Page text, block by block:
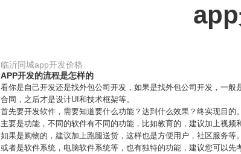
临沂同城app开发价格
APP开发的流程是怎样的
看你是自己开发还是找外包公司开发，如果是找外包公司开发，一
合同，之后才是设计UI和技术框架等。
首先要开发软件，需要知道要什么功能？达到什么效果？终实现目的。
主要是功能，不同的软件有不同的功能，比如教育的，建议加上视频
如果是购物的，建议加上跑腿送货，这样也是方便用户，社区服务等。
或者是软件系统，电脑软件系统等，也有独特的功能，建议您可以先